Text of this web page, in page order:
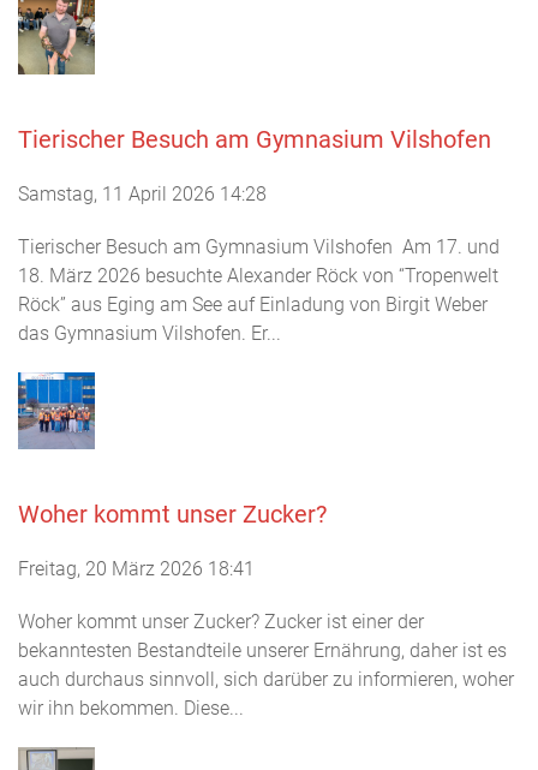
Tierischer Besuch am Gymnasium Vilshofen
Samstag, 11 April 2026 14:28
Tierischer Besuch am Gymnasium Vilshofen Am 17. und
18. März 2026 besuchte Alexander Röck von “Tropenwelt
Röck” aus Eging am See auf Einladung von Birgit Weber
das Gymnasium Vilshofen. Er...
Woher kommt unser Zucker?
Freitag, 20 März 2026 18:41
Woher kommt unser Zucker? Zucker ist einer der
bekanntesten Bestandteile unserer Ernährung, daher ist es
auch durchaus sinnvoll, sich darüber zu informieren, woher
wir ihn bekommen. Diese...